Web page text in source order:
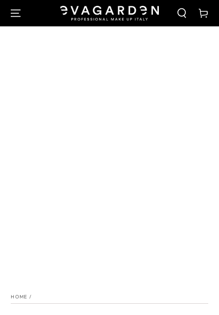
CONTENUTO
Carello
PASSA ALLE
HOME /